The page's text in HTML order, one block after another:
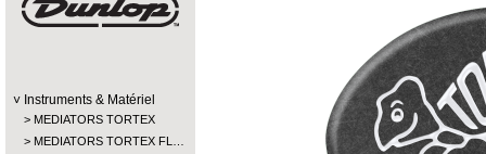
Instruments & Matériel
MEDIATORS TORTEX
MEDIATORS TORTEX FL…